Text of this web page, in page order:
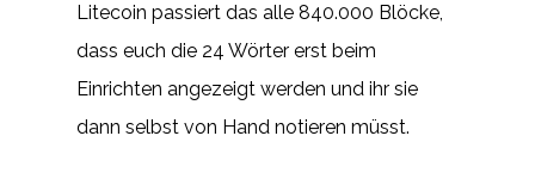
Litecoin passiert das alle 840.000 Blöcke,
dass euch die 24 Wörter erst beim
Einrichten angezeigt werden und ihr sie
dann selbst von Hand notieren müsst.